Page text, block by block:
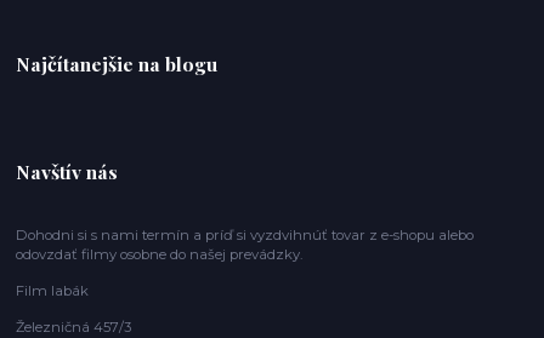
Najčítanejšie na blogu
Navštív nás
Dohodni si s nami termín a príď si vyzdvihnúť tovar z e-shopu alebo
odovzdať filmy osobne do našej prevádzky.
Film labák
Železničná 457/3